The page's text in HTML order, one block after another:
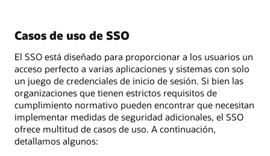
Casos de uso de SSO
El SSO está diseñado para proporcionar a los usuarios un
acceso perfecto a varias aplicaciones y sistemas con solo
un juego de credenciales de inicio de sesión. Si bien las
organizaciones que tienen estrictos requisitos de
cumplimiento normativo pueden encontrar que necesitan
implementar medidas de seguridad adicionales, el SSO
ofrece multitud de casos de uso. A continuación,
detallamos algunos: